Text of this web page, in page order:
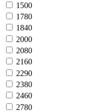
1500
1780
1840
2000
2080
2160
2290
2380
2460
2780